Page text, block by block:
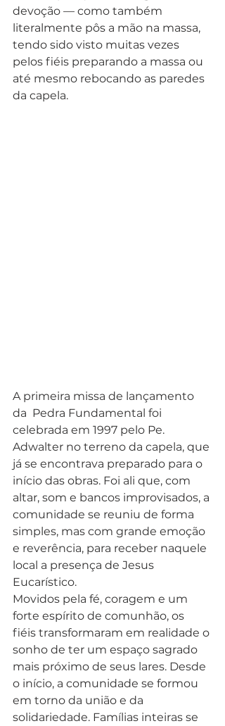
devoção — como também
literalmente pôs a mão na massa,
tendo sido visto muitas vezes
pelos fiéis preparando a massa ou
até mesmo rebocando as paredes
da capela.
A primeira missa de lançamento
da  Pedra Fundamental foi
celebrada em 1997 pelo Pe.
Adwalter no terreno da capela, que
já se encontrava preparado para o
início das obras. Foi ali que, com
altar, som e bancos improvisados, a
comunidade se reuniu de forma
simples, mas com grande emoção
e reverência, para receber naquele
local a presença de Jesus
Eucarístico.
Movidos pela fé, coragem e um
forte espírito de comunhão, os
fiéis transformaram em realidade o
sonho de ter um espaço sagrado
mais próximo de seus lares. Desde
o início, a comunidade se formou
em torno da união e da
solidariedade. Famílias inteiras se